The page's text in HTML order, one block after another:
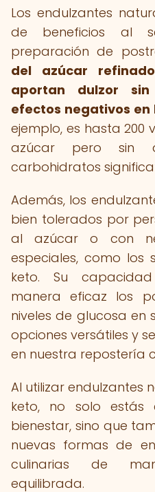
Los endulzantes
de beneficios al
preparación de
del azúcar
aportan dulzor
efectos negativos en
ejemplo, es hasta 200
azúcar pero sin
carbohidratos
Además, los
bien tolerados por
al azúcar o con
especiales, como los
keto. Su
manera eficaz los
niveles de glucosa en
opciones versátiles y
en nuestra repostería
Al utilizar endulzantes
keto, no solo
bienestar, sino que
nuevas formas de
culinarias de
equilibrada.